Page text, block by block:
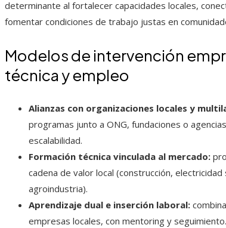
determinante al fortalecer capacidades locales,
fomentar condiciones de trabajo justas en
Modelos de intervención
técnica y empleo
Alianzas con organizaciones locales y
programas junto a ONG, fundaciones o
escalabilidad.
Formación técnica vinculada al mercado:
cadena de valor local (construcción,
agroindustria).
Aprendizaje dual e inserción laboral:
empresas locales, con mentoring y seguimiento.